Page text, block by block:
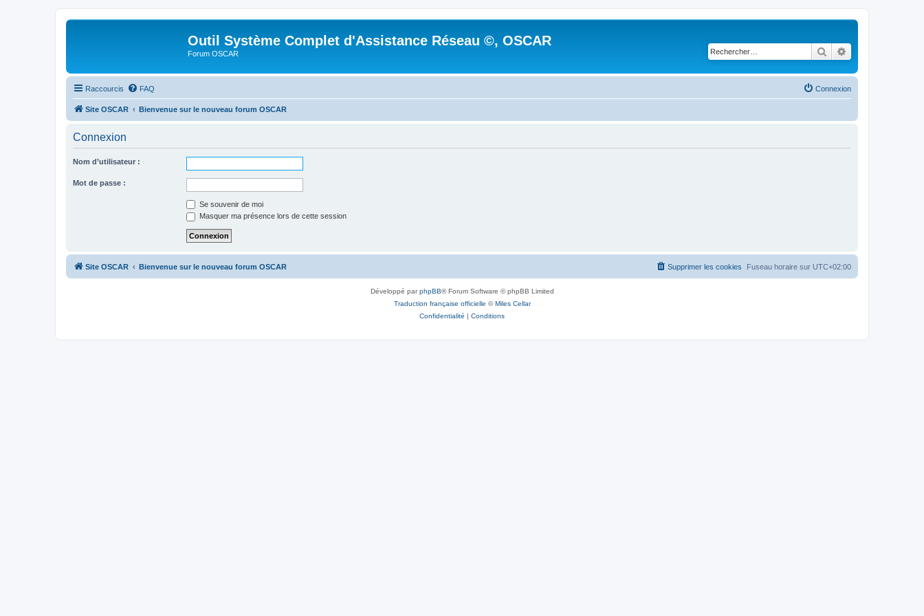
Outil Système Complet d'Assistance Réseau ©, OSCAR
Forum OSCAR Rechercher
Raccourcis FAQ Connexion
Site OSCAR Bienvenue sur le nouveau forum OSCAR
Connexion
Nom d’utilisateur :
Mot de passe :
Se souvenir de moi
Masquer ma présence lors de cette session
Site OSCAR Bienvenue sur le nouveau forum OSCAR Fuseau horaire sur UTC+02:00
Supprimer les cookies
Développé parphpBB® Forum Software © phpBB Limited
Traduction française officielle ©Miles Cellar
Confidentialité | Conditions